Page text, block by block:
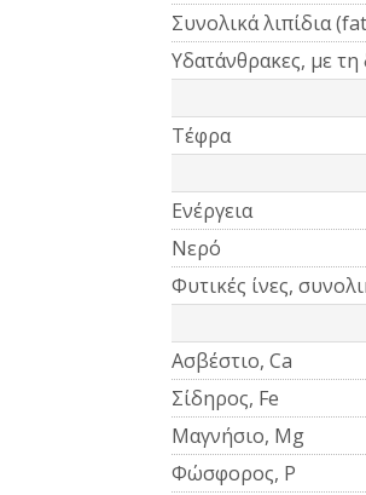
Συνολικά λιπίδια
Υδατάνθρακες, με
Τέφρα
Ενέργεια
Νερό
Φυτικές ίνες,
Ασβέστιο, Ca
Σίδηρος, Fe
Μαγνήσιο, Mg
Φώσφορος, P